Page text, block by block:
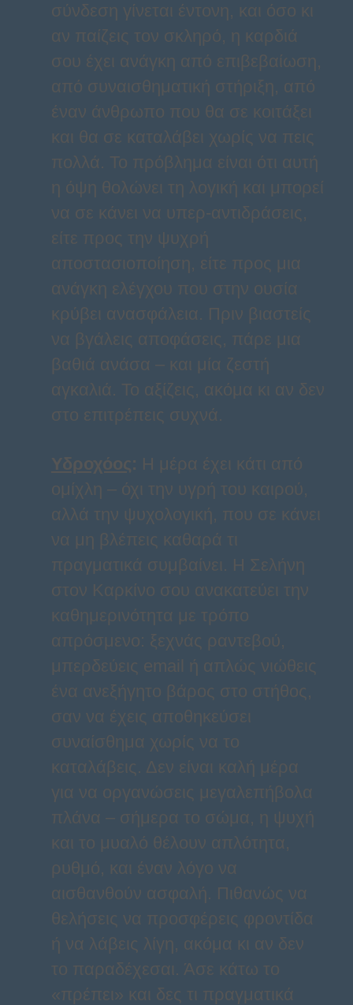
σύνδεση γίνεται έντονη, και όσο κι
αν παίζεις τον σκληρό, η καρδιά
σου έχει ανάγκη από επιβεβαίωση,
από συναισθηματική στήριξη, από
έναν άνθρωπο που θα σε κοιτάξει
και θα σε καταλάβει χωρίς να πεις
πολλά. Το πρόβλημα είναι ότι αυτή
η όψη θολώνει τη λογική και μπορεί
να σε κάνει να υπερ-αντιδράσεις,
είτε προς την ψυχρή
αποστασιοποίηση, είτε προς μια
ανάγκη ελέγχου που στην ουσία
κρύβει ανασφάλεια. Πριν βιαστείς
να βγάλεις αποφάσεις, πάρε μια
βαθιά ανάσα – και μία ζεστή
αγκαλιά. Το αξίζεις, ακόμα κι αν δεν
στο επιτρέπεις συχνά.
Υδροχόος: Η μέρα έχει κάτι από
ομίχλη – όχι την υγρή του καιρού,
αλλά την ψυχολογική, που σε κάνει
να μη βλέπεις καθαρά τι
πραγματικά συμβαίνει. Η Σελήνη
στον Καρκίνο σου ανακατεύει την
καθημερινότητα με τρόπο
απρόσμενο: ξεχνάς ραντεβού,
μπερδεύεις email ή απλώς νιώθεις
ένα ανεξήγητο βάρος στο στήθος,
σαν να έχεις αποθηκεύσει
συναίσθημα χωρίς να το
καταλάβεις. Δεν είναι καλή μέρα
για να οργανώσεις μεγαλεπήβολα
πλάνα – σήμερα το σώμα, η ψυχή
και το μυαλό θέλουν απλότητα,
ρυθμό, και έναν λόγο να
αισθανθούν ασφαλή. Πιθανώς να
θελήσεις να προσφέρεις φροντίδα
ή να λάβεις λίγη, ακόμα κι αν δεν
το παραδέχεσαι. Άσε κάτω το
«πρέπει» και δες τι πραγματικά